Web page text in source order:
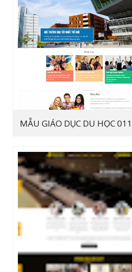
MẪU GIÁO DỤC DU HỌC 011